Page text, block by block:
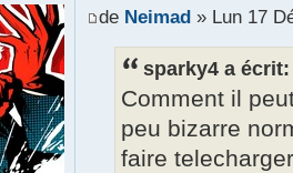
de Neimad» Lun 17
sparky4 a écrit:
Comment il
peu bizarre
faire